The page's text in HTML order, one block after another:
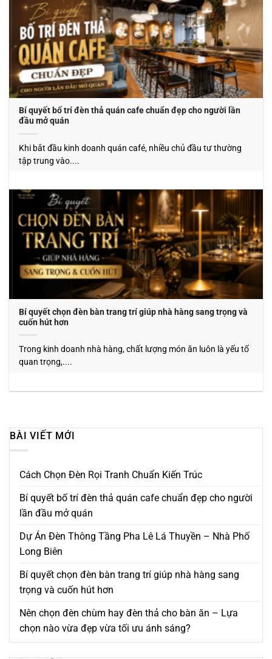
Bí quyết bố trí đèn thả quán cafe chuẩn đẹp cho người lần
đầu mở quán
Khi bắt đầu kinh doanh quán café, nhiều chủ đầu tư thường
tập trung vào....
Bí quyết chọn đèn bàn trang trí giúp nhà hàng sang trọng và
cuốn hút hơn
Trong kinh doanh nhà hàng, chất lượng món ăn luôn là yếu tố
quan trọng,....
BÀI VIẾT MỚI
Cách Chọn Đèn Rọi Tranh Chuẩn Kiến Trúc
Bí quyết bố trí đèn thả quán cafe chuẩn đẹp cho người
lần đầu mở quán
Dự Án Đèn Thông Tầng Pha Lê Lá Thuyền – Nhà Phố
Long Biên
Bí quyết chọn đèn bàn trang trí giúp nhà hàng sang
trọng và cuốn hút hơn
Nên chọn đèn chùm hay đèn thả cho bàn ăn – Lựa
chọn nào vừa đẹp vừa tối ưu ánh sáng?